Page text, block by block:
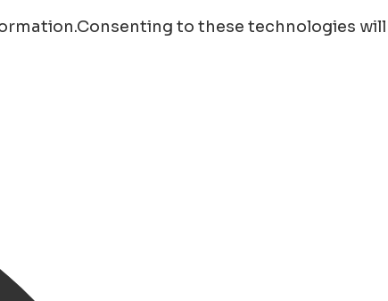
to these technologies will